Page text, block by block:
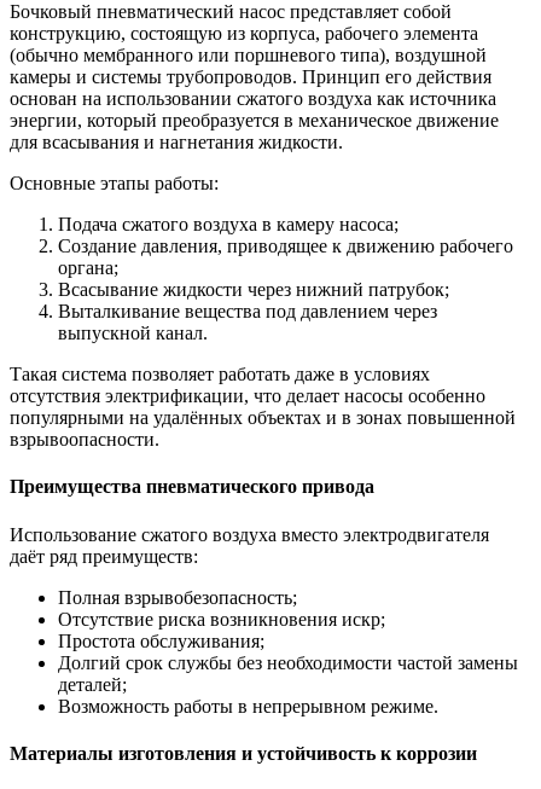
Бочковый пневматический насос представляет собой
конструкцию, состоящую из корпуса, рабочего элемента
(обычно мембранного или поршневого типа), воздушной
камеры и системы трубопроводов. Принцип его действия
основан на использовании сжатого воздуха как источника
энергии, который преобразуется в механическое движение
для всасывания и нагнетания жидкости.
Основные этапы работы:
Подача сжатого воздуха в камеру насоса;
Создание давления, приводящее к движению рабочего
органа;
Всасывание жидкости через нижний патрубок;
Выталкивание вещества под давлением через
выпускной канал.
Такая система позволяет работать даже в условиях
отсутствия электрификации, что делает насосы особенно
популярными на удалённых объектах и в зонах повышенной
взрывоопасности.
Преимущества пневматического привода
Использование сжатого воздуха вместо электродвигателя
даёт ряд преимуществ:
Полная взрывобезопасность;
Отсутствие риска возникновения искр;
Простота обслуживания;
Долгий срок службы без необходимости частой замены
деталей;
Возможность работы в непрерывном режиме.
Материалы изготовления и устойчивость к коррозии